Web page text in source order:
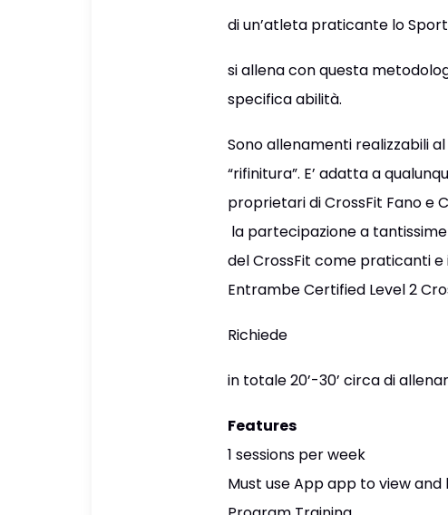
di un’atleta praticante lo
si allena con questa
specifica abilità.
Sono allenamenti realizzabili
“rifinitura”. E’ adatta a
proprietari di CrossFit Fano e
la partecipazione a
del CrossFit come praticanti e
Entrambe Certified Level 2
Richiede
in totale 20’-30’ circa di
Features
1 sessions per week
Must use App app to view and